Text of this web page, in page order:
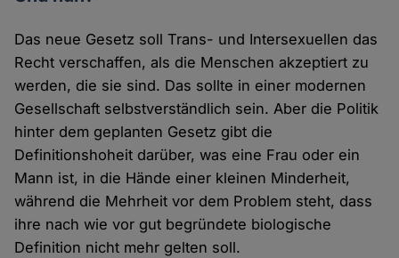
Das neue Gesetz soll Trans- und Intersexuellen das
Recht verschaffen, als die Menschen akzeptiert zu
werden, die sie sind. Das sollte in einer modernen
Gesellschaft selbstverständlich sein. Aber die Politik
hinter dem geplanten Gesetz gibt die
Definitionshoheit darüber, was eine Frau oder ein
Mann ist, in die Hände einer kleinen Minderheit,
während die Mehrheit vor dem Problem steht, dass
ihre nach wie vor gut begründete biologische
Definition nicht mehr gelten soll.